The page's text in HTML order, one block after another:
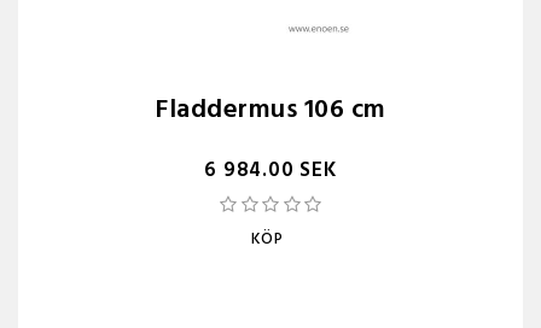
Fladdermus 106 cm
6 984.00 SEK
KÖP